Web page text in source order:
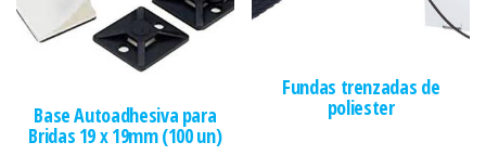
Base Autoadhesiva para
Bridas 19 x 19mm (100 un)
Fundas trenzadas de
poliester